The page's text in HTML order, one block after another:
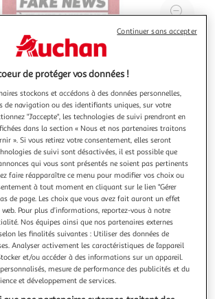
à
A TRAVERS L'HISTOIRE. MYTHES &
Guillaume
d'ébranler vos certitudes ! Abordant des
rassemblés ici proposent un point
un mythe, une légende ou une énigme
à l'érudition et à la liberté de ton des
aborder autrement les personnages (le
connaître le prix de ce produit ?
de protéger vos données !
stockons et accédons à des données personnelles,
de navigation ou des identifiants uniques, sur votre
"J'accepte", les technologies de suivi prendront en
dans la section « Nous et nos partenaires traitons
». Si vous retirez votre consentement, elles seront
de suivi sont désactivées, il est possible que
qui vous sont présentés ne soient pas pertinents
faire réapparaître ce menu pour modifier vos choix ou
à tout moment en cliquant sur le lien "Gérer
de page. Les choix que vous avez fait auront un effet
Pour plus d’informations, reportez-vous à notre
Nos équipes ainsi que nos partenaires externes
les finalités suivantes : Utiliser des données de
Analyser activement les caractéristiques de l’appareil
et/ou accéder à des informations sur un appareil.
mesure de performance des publicités et du
et développement de services.
Continuer sans accepter